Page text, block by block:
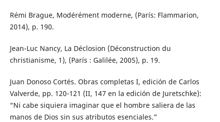
Rémi Brague, Modérément moderne, (París: Flammarion,
2014), p. 190.
Jean-Luc Nancy, La Déclosion (Déconstruction du
christianisme, 1), (París : Galilée, 2005), p. 19.
Juan Donoso Cortés. Obras completas I, edición de Carlos
Valverde, pp. 120-121 (II, 147 en la edición de Juretschke):
“Ni cabe siquiera imaginar que el hombre saliera de las
manos de Dios sin sus atributos esenciales.”